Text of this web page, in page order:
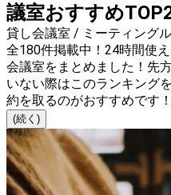
議室おすすめ
貸し会議室 / ミーティング
全180件掲載中！24時間使
会議室をまとめました！先
いない際はこのランキング
約を取るのがおすすめです！
(続く)